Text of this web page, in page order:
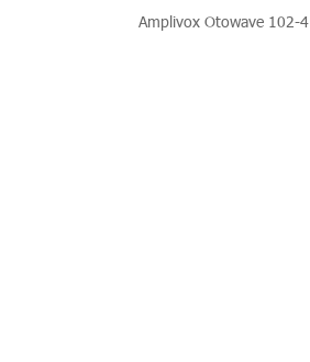
Amplivox Otowave 102-4